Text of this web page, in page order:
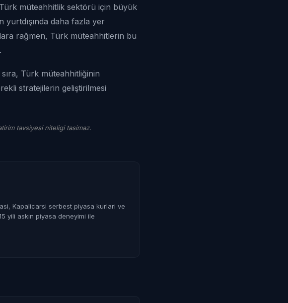
müteahhitlik sektörü için büyük
yurtdışında daha fazla yer
rağmen, Türk müteahhitlerin bu
Türk müteahhitliğinin
stratejilerin geliştirilmesi
tavsiyesi niteligi tasimaz.
Kapalicarsi serbest piyasa kurlari ve
yili askin piyasa deneyimi ile